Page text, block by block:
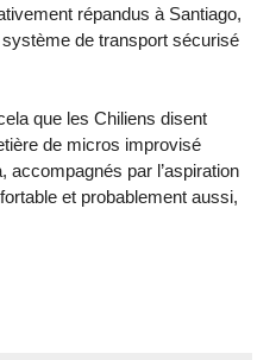
répandus à Santiago,
de transport sécurisé
que les Chiliens disent
de micros improvisé
accompagnés par l’aspiration
et probablement aussi,